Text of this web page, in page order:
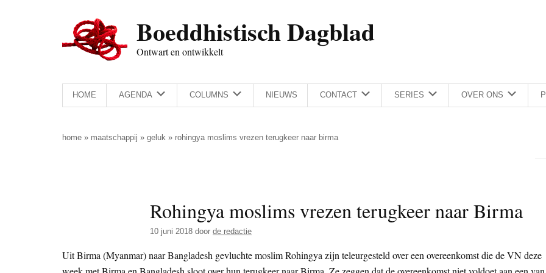
Boeddhistisch Dagblad
Ontwart en ontwikkelt
HOME AGENDA COLUMNS NIEUWS CONTACT SERIES OVER ONS
home » maatschappij » geluk » rohingya moslims vrezen terugkeer naar birma
Rohingya moslims vrezen terugkeer naar Birma
10 juni 2018 door de redactie
Uit Birma (Myanmar) naar Bangladesh gevluchte moslim Rohingya zijn teleurgesteld over een overeenkomst die de VN deze